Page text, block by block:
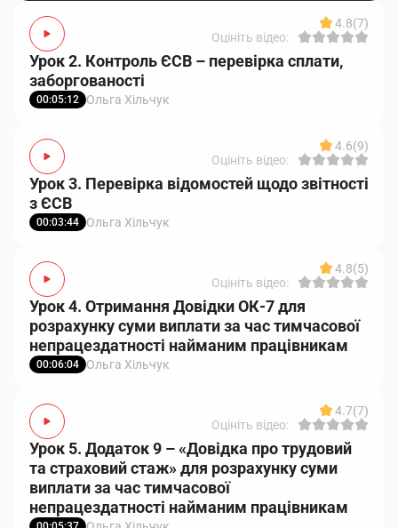
4.8(7)
Оцініть відео:
Урок 2. Контроль ЄСВ – перевірка сплати,
заборгованості
00:05:12 Ольга Хільчук
4.6(9)
Оцініть відео:
Урок 3. Перевірка відомостей щодо звітності
з ЄСВ
00:03:44 Ольга Хільчук
4.8(5)
Оцініть відео:
Урок 4. Отримання Довідки ОК-7 для
розрахунку суми виплати за час тимчасової
непрацездатності найманим працівникам
00:06:04 Ольга Хільчук
4.7(7)
Оцініть відео:
Урок 5. Додаток 9 – «Довідка про трудовий
та страховий стаж» для розрахунку суми
виплати за час тимчасової
непрацездатності найманим працівникам